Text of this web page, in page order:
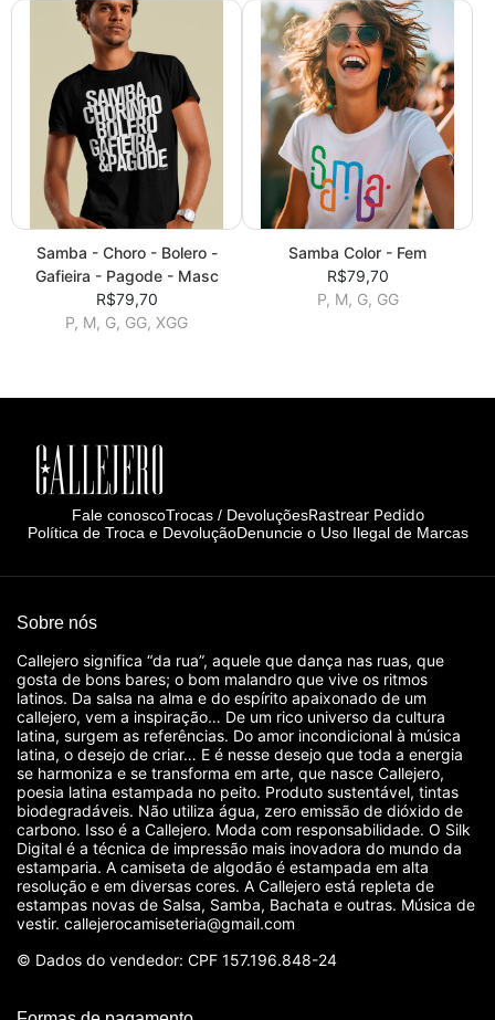
Samba - Choro - Bolero -
Gafieira - Pagode - Masc
R$79,70
P, M, G, GG, XGG
Samba Color - Fem
R$79,70
P, M, G, GG
Fale conoscoTrocas / DevoluçõesRastrear Pedido
Política de Troca e DevoluçãoDenuncie o Uso Ilegal de Marcas
Sobre nós
Callejero significa “da rua”, aquele que dança nas ruas, que
gosta de bons bares; o bom malandro que vive os ritmos
latinos. Da salsa na alma e do espírito apaixonado de um
callejero, vem a inspiração… De um rico universo da cultura
latina, surgem as referências. Do amor incondicional à música
latina, o desejo de criar… E é nesse desejo que toda a energia
se harmoniza e se transforma em arte, que nasce Callejero,
poesia latina estampada no peito. Produto sustentável, tintas
biodegradáveis. Não utiliza água, zero emissão de dióxido de
carbono. Isso é a Callejero. Moda com responsabilidade. O Silk
Digital é a técnica de impressão mais inovadora do mundo da
estamparia. A camiseta de algodão é estampada em alta
resolução e em diversas cores. A Callejero está repleta de
estampas novas de Salsa, Samba, Bachata e outras. Música de
vestir. callejerocamiseteria@gmail.com
© Dados do vendedor: CPF 157.196.848-24